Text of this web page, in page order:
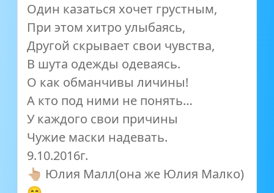
Один казаться хочет грустным,
При этом хитро улыбаясь,
Другой скрывает свои чувства,
В шута одежды одеваясь.
О как обманчивы личины!
А кто под ними не понять…
У каждого свои причины
Чужие маски надевать.
9.10.2016г.
👆🏼 Юлия Малл(она же Юлия Малко)